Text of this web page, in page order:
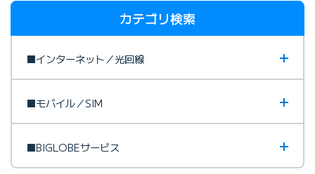
カテゴリ検索
■インターネット／光回線
■モバイル／SIM
■BIGLOBEサービス